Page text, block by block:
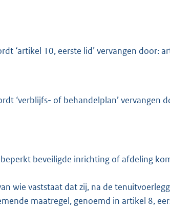
‘artikel 10, eerste lid’ vervangen door:
‘verblijfs- of behandelplan’ vervangen
beveiligde inrichting of afdeling
wie vaststaat dat zij, na de
maatregel, genoemd in artikel 8,